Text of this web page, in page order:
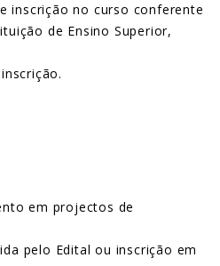
inscrição no curso conferente
de Ensino Superior,
em projectos de
pelo Edital ou inscrição em